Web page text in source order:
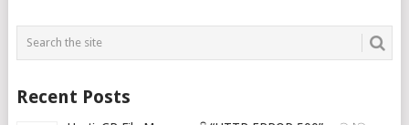
Recent Posts